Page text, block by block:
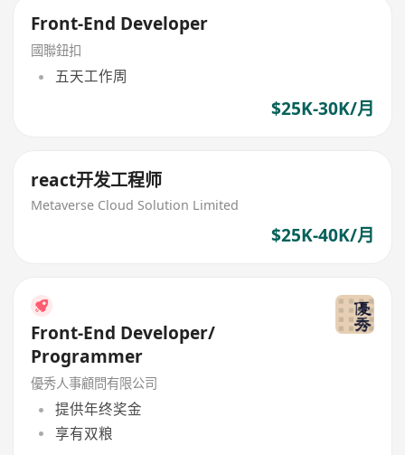
Front-End Developer
國聯鈕扣
五天工作周
$25K-30K/月
react开发工程师
Metaverse Cloud Solution Limited
$25K-40K/月
Front-End Developer/
Programmer
優秀人事顧問有限公司
提供年终奖金
享有双粮